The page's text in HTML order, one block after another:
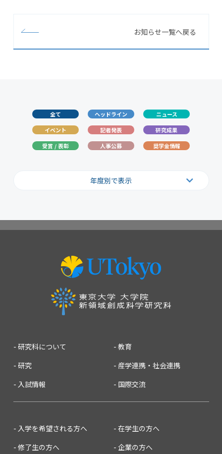
お知らせ一覧へ戻る
全て ヘッドライン
ニュース
イベント
記者発表
研究成果
受賞 / 表彰
人事公募 奨学金情報
年度別で表示
研究科について
教育
研究
産学連携・社会連携
入試情報
国際交流
入学を希望される方へ
在学生の方へ
修了生の方へ
企業の方へ